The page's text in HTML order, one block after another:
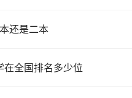
还是二本
全国排名多少位